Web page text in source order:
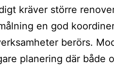
kräver större
en god
berörs.
planering där både